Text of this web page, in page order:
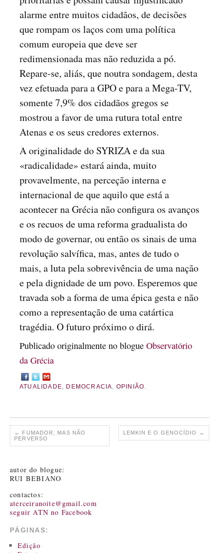
alarme entre muitos cidadãos, de decisões
que rompam os laços com uma política
comum europeia que deve ser
redimensionada mas não reduzida a pó.
Repare-se, aliás, que noutra sondagem, desta
vez efetuada para a GPO e para a Mega-TV,
somente 7,9% dos cidadãos gregos se
mostrou a favor de uma rutura total entre
Atenas e os seus credores externos.
A originalidade do SYRIZA e da sua
«radicalidade» estará ainda, muito
provavelmente, na perceção interna e
internacional de que aquilo que está a
acontecer na Grécia não configura os avanços
e os recuos de uma reforma gradualista do
modo de governar, ou então os sinais de uma
revolução salvífica, mas, antes de tudo o
mais, a luta pela sobrevivência de uma nação
e pela dignidade de um povo. Esperemos que
travada sob a forma de uma épica gesta e não
como a representação de uma catártica
tragédia. O futuro próximo o dirá.
Publicado originalmente no blogue Observatório
da Grécia
ATUALIDADE, DEMOCRACIA, OPINIÃO.
←
FUMADOR, MAS NÃO
PERVERSO
LEMKIN E O GENOCÍDIO →
autor do blogue:
RUI BEBIANO
contactos:
aterceiranoite@gmail.com
seguir ATN no Facebook
PÁGINAS:
Edição